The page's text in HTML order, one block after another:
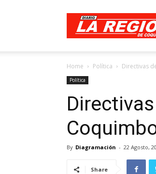
Diario
Región
Home Política Directivas
Política
By Diagramación - 22 Agosto,
Share